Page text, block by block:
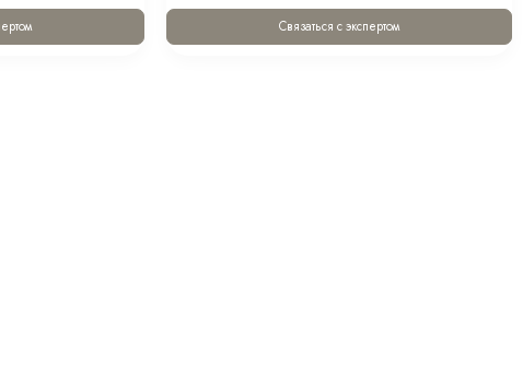
Связаться с экспертом